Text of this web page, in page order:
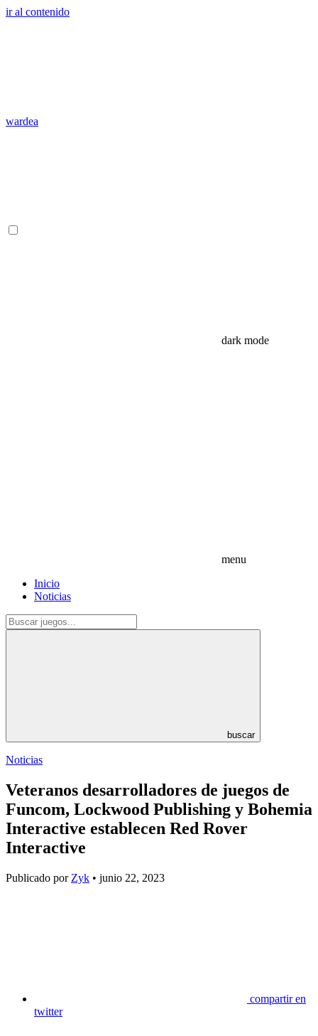
ir al contenido
wardea
dark mode
menu
Inicio
Noticias
buscar
Noticias
Veteranos desarrolladores de juegos de
Funcom, Lockwood Publishing y Bohemia
Interactive establecen Red Rover
Interactive
Publicado por Zyk • junio 22, 2023
compartir en
twitter